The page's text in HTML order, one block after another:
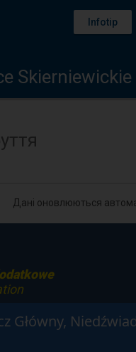
Infotip
Skierniewickie
Дані оновлюються
Główny,